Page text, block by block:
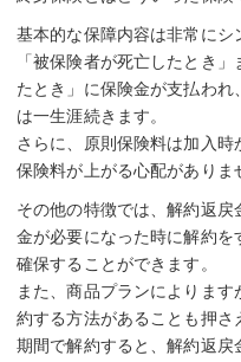
基本的な保障内容は非常にシ
「被保険者が死亡したとき
たとき」に保険金が支払わ
は一生涯続きます。
さらに、原則保険料は加入
保険料が上がる心配がありま
その他の特徴では、解約返
金が必要になった時に解約
確保することができます。
また、商品プランによりま
約する方法があることも押
期間で解約すると、解約返